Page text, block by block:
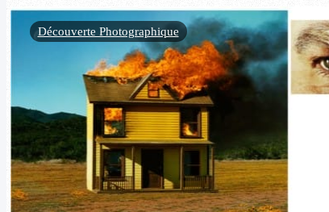
Découverte Photographique